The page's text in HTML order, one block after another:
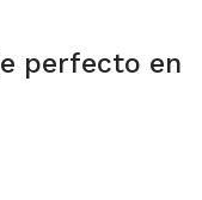
perfecto en